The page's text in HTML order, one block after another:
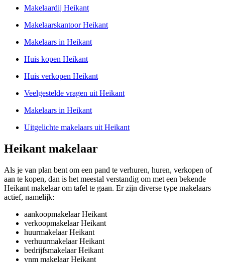
Makelaardij Heikant
Makelaarskantoor Heikant
Makelaars in Heikant
Huis kopen Heikant
Huis verkopen Heikant
Veelgestelde vragen uit Heikant
Makelaars in Heikant
Uitgelichte makelaars uit Heikant
Heikant makelaar
Als je van plan bent om een pand te verhuren, huren, verkopen of
aan te kopen, dan is het meestal verstandig om met een bekende
Heikant makelaar om tafel te gaan. Er zijn diverse type makelaars
actief, namelijk:
aankoopmakelaar Heikant
verkoopmakelaar Heikant
huurmakelaar Heikant
verhuurmakelaar Heikant
bedrijfsmakelaar Heikant
vnm makelaar Heikant